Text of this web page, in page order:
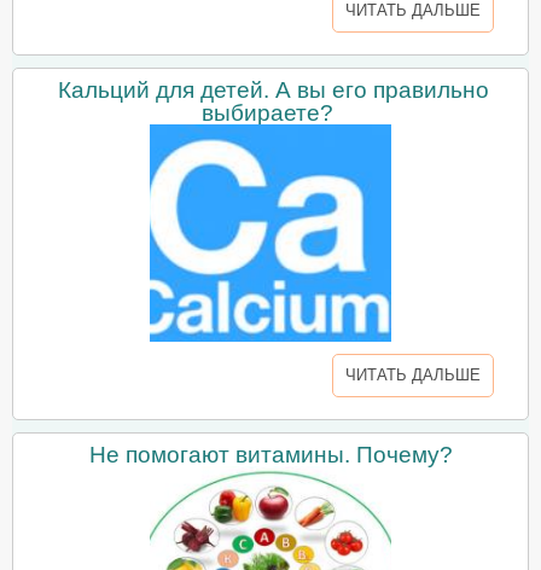
ЧИТАТЬ ДАЛЬШЕ
Кальций для детей. А вы его правильно
выбираете?
ЧИТАТЬ ДАЛЬШЕ
Не помогают витамины. Почему?